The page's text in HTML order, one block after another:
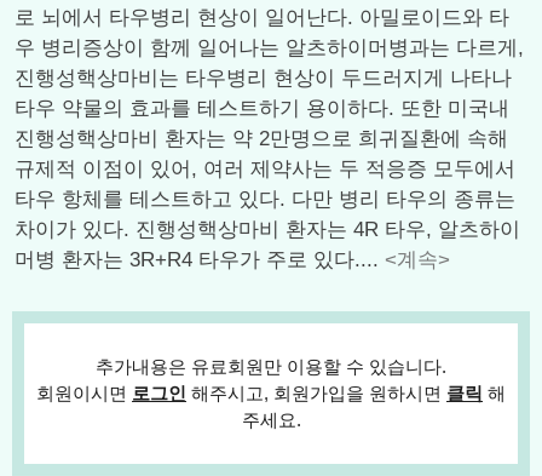
로 뇌에서 타우병리 현상이 일어난다. 아밀로이드와 타
우 병리증상이 함께 일어나는 알츠하이머병과는 다르게,
진행성핵상마비는 타우병리 현상이 두드러지게 나타나
타우 약물의 효과를 테스트하기 용이하다. 또한 미국내
진행성핵상마비 환자는 약 2만명으로 희귀질환에 속해
규제적 이점이 있어, 여러 제약사는 두 적응증 모두에서
타우 항체를 테스트하고 있다. 다만 병리 타우의 종류는
차이가 있다. 진행성핵상마비 환자는 4R 타우, 알츠하이
머병 환자는 3R+R4 타우가 주로 있다.... <계속>
추가내용은 유료회원만 이용할 수 있습니다.
회원이시면 로그인 해주시고, 회원가입을 원하시면 클릭 해
주세요.